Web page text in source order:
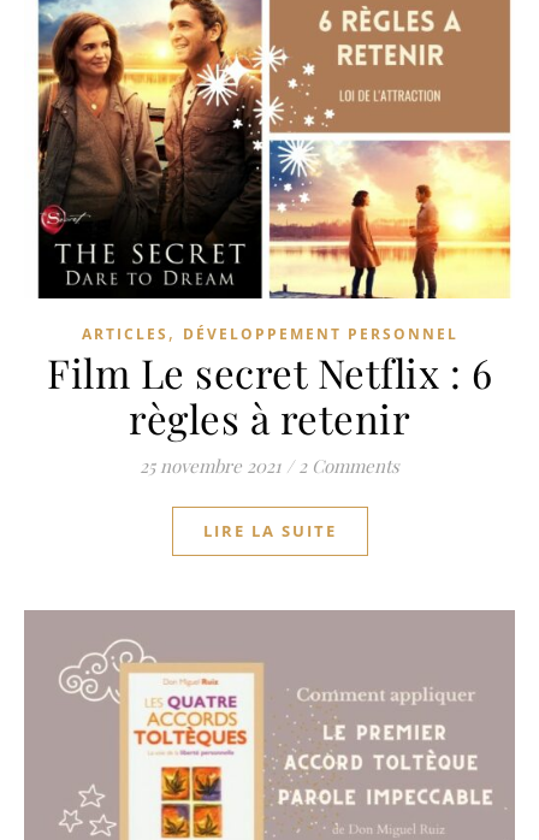
ARTICLES , DÉVELOPPEMENT PERSONNEL
Film Le secret Netflix : 6
règles à retenir
25 novembre 2021 / 2 Comments
LIRE LA SUITE